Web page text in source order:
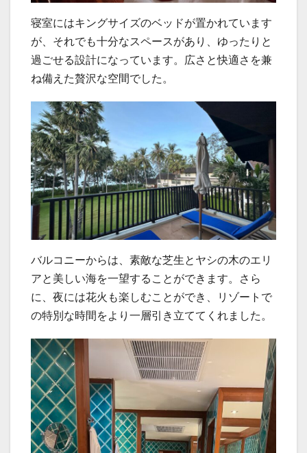
寝室にはキングサイズのベッドが置かれています
が、それでも十分なスペースがあり、ゆったりと
過ごせる設計になっています。広さと快適さを兼
ね備えた贅沢な空間でした。
バルコニーからは、素敵な芝生とヤシの木のエリ
アと美しい海を一望することができます。さら
に、夜には花火も楽しむことができ、リゾートで
の特別な時間をより一層引き立ててくれました。